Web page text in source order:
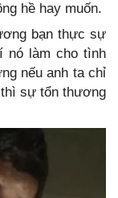
hề hay muốn.
bạn thực sự
nó làm cho tình
nếu anh ta chỉ
sự tổn thương